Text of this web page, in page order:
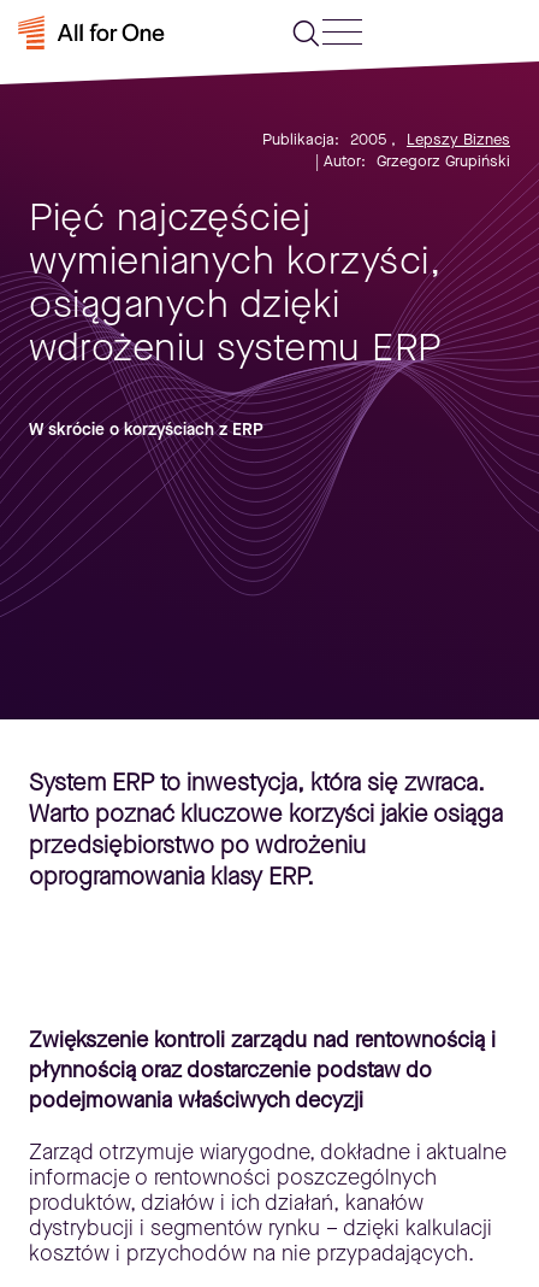
Publikacja: 2005 ,
Lepszy Biznes
| Autor: Grzegorz Grupiński
Pięć najczęściej
wymienianych korzyści,
osiąganych dzięki
wdrożeniu systemu ERP
W skrócie o korzyściach z ERP
System ERP to inwestycja, która się zwraca.
Warto poznać kluczowe korzyści jakie osiąga
przedsiębiorstwo po wdrożeniu
oprogramowania klasy ERP.
Zwiększenie kontroli zarządu nad rentownością i
płynnością oraz dostarczenie podstaw do
podejmowania właściwych decyzji
Zarząd otrzymuje wiarygodne, dokładne i aktualne
informacje o rentowności poszczególnych
produktów, działów i ich działań, kanałów
dystrybucji i segmentów rynku – dzięki kalkulacji
kosztów i przychodów na nie przypadających.